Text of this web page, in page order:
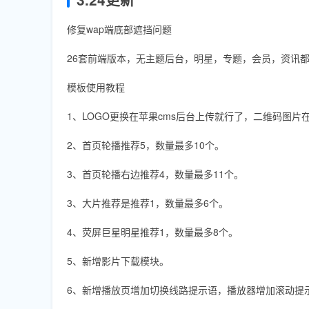
修复wap端底部遮挡问题
26套前端版本，无主题后台，明星，专题，会员，资讯都
模板使用教程
1、LOGO更换在苹果cms后台上传就行了，二维码图片
2、首页轮播推荐5，数量最多10个。
3、首页轮播右边推荐4，数量最多11个。
3、大片推荐是推荐1，数量最多6个。
4、荧屏巨星明星推荐1，数量最多8个。
5、新增影片下载模块。
6、新增播放页增加切换线路提示语，播放器增加滚动提